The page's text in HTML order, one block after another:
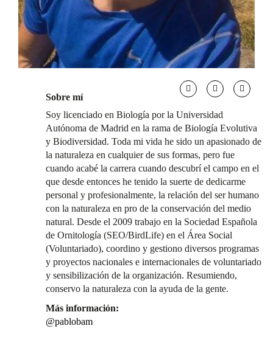
Sobre mí
Soy licenciado en Biología por la Universidad
Autónoma de Madrid en la rama de Biología Evolutiva
y Biodiversidad. Toda mi vida he sido un apasionado de
la naturaleza en cualquier de sus formas, pero fue
cuando acabé la carrera cuando descubrí el campo en el
que desde entonces he tenido la suerte de dedicarme
personal y profesionalmente, la relación del ser humano
con la naturaleza en pro de la conservación del medio
natural. Desde el 2009 trabajo en la Sociedad Española
de Ornitología (SEO/BirdLife) en el Área Social
(Voluntariado), coordino y gestiono diversos programas
y proyectos nacionales e internacionales de voluntariado
y sensibilización de la organización. Resumiendo,
conservo la naturaleza con la ayuda de la gente.
Más información:
@pablobam